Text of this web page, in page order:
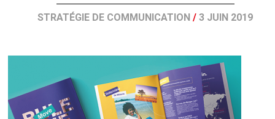
STRATÉGIE DE COMMUNICATION /3 JUIN 2019